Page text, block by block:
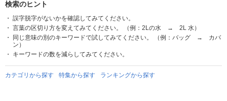
検索のヒント
誤字脱字がないかを確認してみてください。
言葉の区切り方を変えてみてください。 （例：2Lの水 → 2L 水）
同じ意味の別のキーワードで試してみてください。 （例：バッグ → カバ
ン）
キーワードの数を減らしてみてください。
カテゴリから探す 特集から探す ランキングから探す